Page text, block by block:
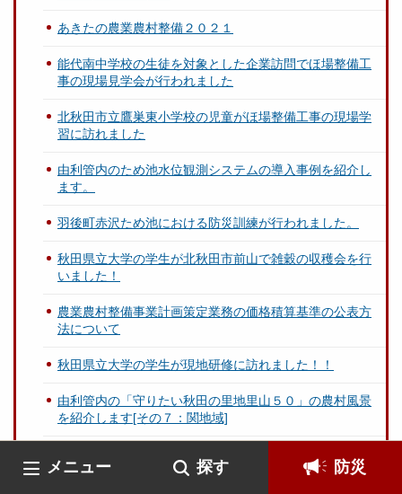
メニュー 探す 防災
あきたの農業農村整備２０２１
能代南中学校の生徒を対象とした企業訪問でほ場整備工
事の現場見学会が行われました
北秋田市立鷹巣東小学校の児童がほ場整備工事の現場学
習に訪れました
由利管内のため池水位観測システムの導入事例を紹介し
ます。
羽後町赤沢ため池における防災訓練が行われました。
秋田県立大学の学生が北秋田市前山で雑穀の収穫会を行
いました！
農業農村整備事業計画策定業務の価格積算基準の公表方
法について
秋田県立大学の学生が現地研修に訪れました！！
由利管内の「守りたい秋田の里地里山５０」の農村風景
を紹介します[その７：関地域]
を紹介します[その６：東由利宿地域]